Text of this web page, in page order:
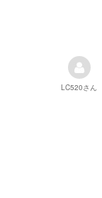
LC520さん